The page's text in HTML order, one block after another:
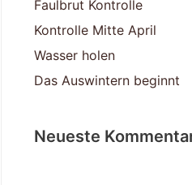
Faulbrut Kontrolle
Kontrolle Mitte April
Wasser holen
Das Auswintern beginnt
Neueste